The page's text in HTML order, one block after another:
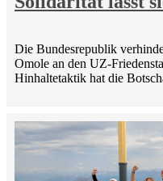
Die Bundesrepublik
Omole an den UZ-
Hinhaltetaktik hat die